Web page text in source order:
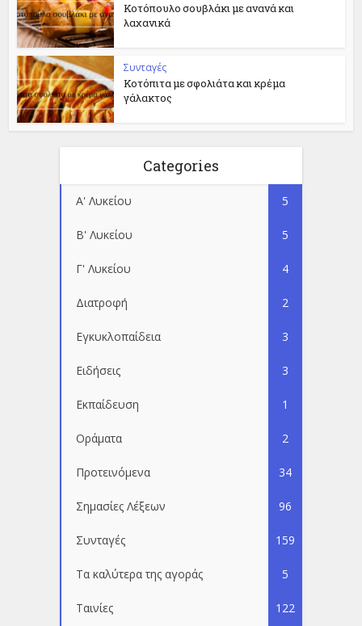
Κοτόπουλο σουβλάκι με ανανά και
λαχανικά
Συνταγές
Κοτόπιτα με σφολιάτα και κρέμα
γάλακτος
Categories
Α' Λυκείου 5
Β' Λυκείου 5
Γ' Λυκείου 4
Διατροφή 2
Εγκυκλοπαίδεια 3
Ειδήσεις 3
Εκπαίδευση 1
Οράματα 2
Προτεινόμενα 34
Σημασίες Λέξεων 96
Συνταγές 159
Τα καλύτερα της αγοράς 5
Ταινίες 122